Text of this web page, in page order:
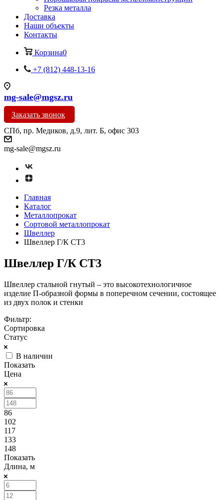
Резка металла
Доставка
Наши объекты
Контакты
Корзина0
+7 (812) 448-13-16
mg-sale@mgsz.ru
Заказать звонок
СПб, пр. Медиков, д.9, лит. Б, офис 303
mg-sale@mgsz.ru
Главная
Каталог
Металлопрокат
Сортовой металлопрокат
Швеллер
Швеллер Г/К СТ3
Швеллер Г/К СТ3
Швеллер стальной гнутый – это высокотехнологичное
изделие П-образной формы в поперечном сечении, состоящее
из двух полок и стенки
Фильтр:
Сортировка
Статус
В наличии
Показать
Цена
86
102
117
133
148
Показать
Длина, м